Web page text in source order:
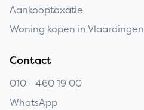
Aankooptaxatie
Woning kopen in Vlaardingen
Contact
010 - 460 19 00
WhatsApp